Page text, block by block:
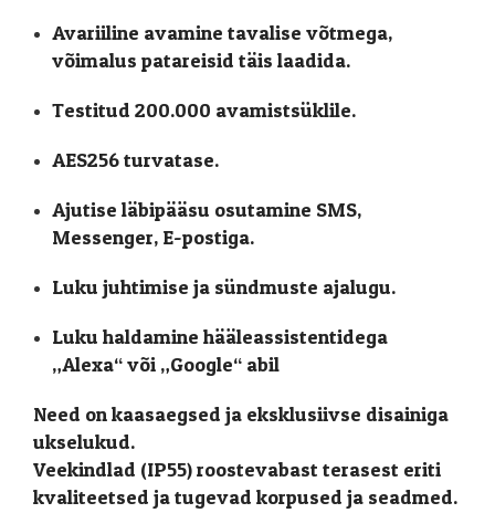
Avariiline avamine tavalise võtmega,
võimalus patareisid täis laadida.
Testitud 200.000 avamistsüklile.
AES256 turvatase.
Ajutise läbipääsu osutamine SMS,
Messenger, E-postiga.
Luku juhtimise ja sündmuste ajalugu.
Luku haldamine hääleassistentidega
„Alexa“ või „Google“ abil
Need on kaasaegsed ja eksklusiivse disainiga
ukselukud.
Veekindlad (IP55) roostevabast terasest eriti
kvaliteetsed ja tugevad korpused ja seadmed.